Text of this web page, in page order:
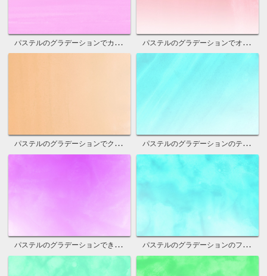
パステルのグラデーションでカッコイイ背景 パステルのグラデーションでオシャレな画像
パステルのグラデーションでクールな写真 パステルのグラデーションのテクスチャ壁紙
パステルのグラデーションできれいな背景 パステルのグラデーションのフリー画像